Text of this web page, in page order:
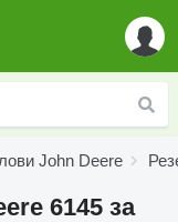
John Deere
6145 за